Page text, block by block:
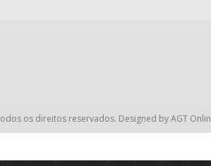
os direitos reservados. Designed byAGT